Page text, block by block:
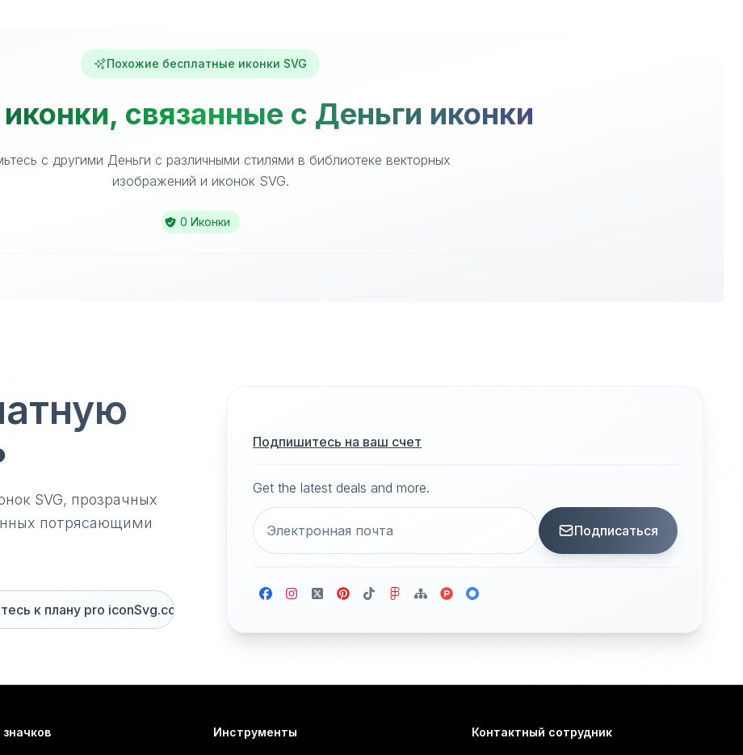
Похожие бесплатные иконки SVG
связанные с Деньги иконки
с другими Деньги с различными стилями в библиотеке векторных
изображений и иконок SVG.
0 Иконки
SVG, прозрачных
потрясающими
к плану pro iconSvg.co
Подпишитесь на ваш счет
Get the latest deals and more.
Подписаться
Инструменты Контактный сотрудник